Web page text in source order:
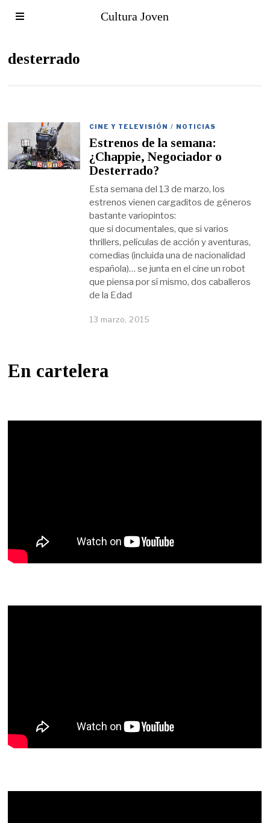
Cultura Joven
desterrado
CINE Y TELEVISIÓN / NOTICIAS
Estrenos de la semana:
¿Chappie, Negociador o
Desterrado?
Esta semana del 13 de marzo, los
estrenos vienen cargaditos de géneros
bastante variopintos:
que si documentales, que si varios
thrillers, películas de acción y aventuras,
comedias (incluida una de nacionalidad
española)… se junta en el cine un robot
que piensa por sí mismo, dos caballeros
de la Edad
13 marzo, 2015
En cartelera